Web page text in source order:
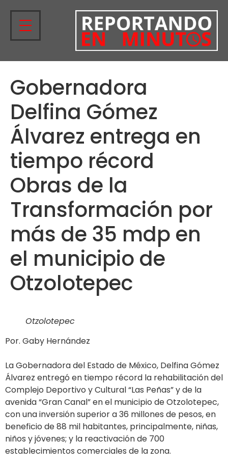
Gobernadora
Delfina Gómez
Álvarez entrega en
tiempo récord
Obras de la
Transformación por
más de 35 mdp en
el municipio de
Otzolotepec
Otzolotepec
Por. Gaby Hernández
La Gobernadora del Estado de México, Delfina Gómez
Álvarez entregó en tiempo récord la rehabilitación del
Complejo Deportivo y Cultural “Las Peñas” y de la
avenida “Gran Canal” en el municipio de Otzolotepec,
con una inversión superior a 36 millones de pesos, en
beneficio de 88 mil habitantes, principalmente, niñas,
niños y jóvenes; y la reactivación de 700
establecimientos comerciales de la zona.